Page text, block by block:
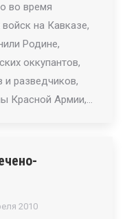
во время
на Кавказе,
Родине,
оккупантов,
и разведчиков,
Красной Армии,…
2010